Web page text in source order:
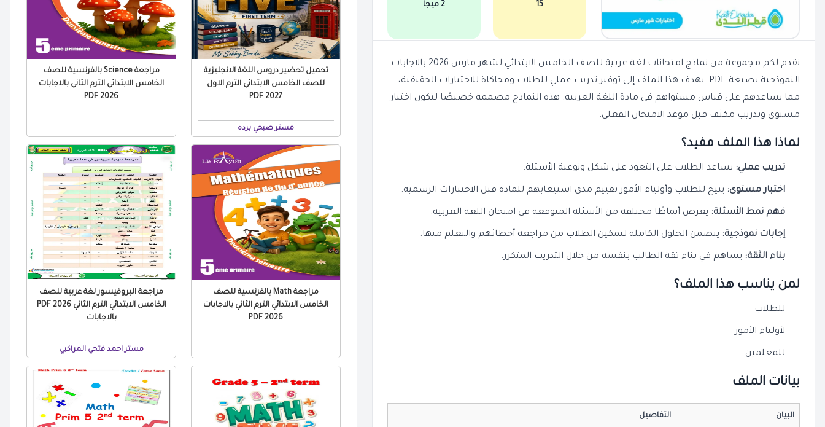
15 2 ميجا
نقدم لكم مجموعة من نماذج امتحانات لغة عربية للصف الخامس الابتدائي لشهر مارس 2026 بالاجابات
النموذجية بصيغة PDF. يهدف هذا الملف إلى توفير تدريب عملي للطلاب ومحاكاة للاختبارات الحقيقية،
مما يساعدهم على قياس مستواهم في مادة اللغة العربية. هذه النماذج مصممة خصيصًا لتكون اختبار
مستوى وتدريب مكثف قبل موعد الامتحان الفعلي.
لماذا هذا الملف مفيد؟
تدريب عملي: يساعد الطلاب على التعود على شكل ونوعية الأسئلة.
اختبار مستوى: يتيح للطلاب وأولياء الأمور تقييم مدى استيعابهم للمادة قبل الاختبارات الرسمية.
فهم نمط الأسئلة: يعرض أنماطًا مختلفة من الأسئلة المتوقعة في امتحان اللغة العربية.
إجابات نموذجية: يتضمن الحلول الكاملة لتمكين الطلاب من مراجعة أخطائهم والتعلم منها.
بناء الثقة: يساهم في بناء ثقة الطالب بنفسه من خلال التدريب المتكرر.
لمن يناسب هذا الملف؟
للطلاب
لأولياء الأمور
للمعلمين
بيانات الملف
البيان التفاصيل
تحميل تحضير دروس اللغة الانجليزية
للصف الخامس الابتدائي الترم الاول
2027 PDF
مستر صبحي برده
مراجعة Science بالفرنسية للصف
الخامس الابتدائي الترم الثاني بالاجابات
2026 PDF
مراجعة Math بالفرنسية للصف
الخامس الابتدائي الترم الثاني بالاجابات
2026 PDF
مراجعة البروفيسور لغة عربية للصف
الخامس الابتدائي الترم الثاني 2026 PDF
بالاجابات
مستر احمد فتحي المراكبي